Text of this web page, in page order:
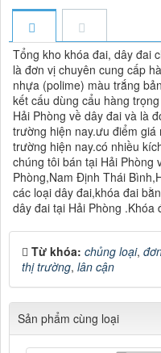
Tổng kho khóa đai, dây đai
là đơn vị chuyên cung cấp
nhựa (polime) màu trắng
kết cấu dùng cẩu hàng
Hải Phòng về dây đai và là
trường hiện nay.ưu điểm
trường hiện nay.có nhiều
chúng tôi bán tại Hải Phòng
Phòng,Nam Định Thái
các loại dây đai,khóa đai
dây đai tại Hải Phòng .Khóa
Từ khóa: chủng loại,
thị trường, lân cận
Sản phẩm cùng loại